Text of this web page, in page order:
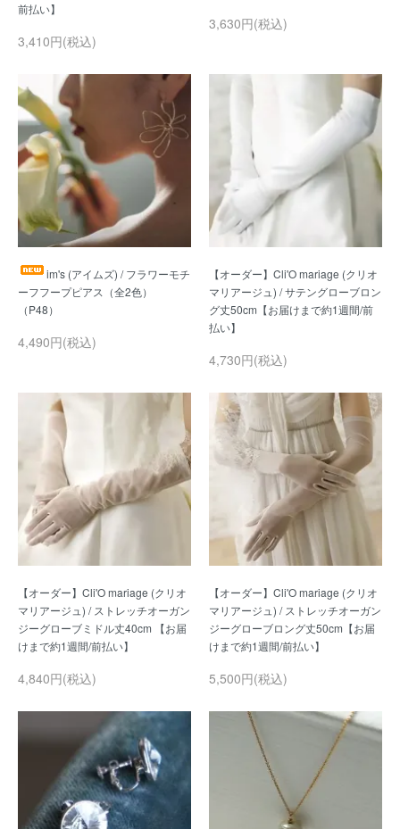
3,410円(税込)
3,630円(税込)
im's (アイムズ) / フラワーモチ
ーフフープピアス（全2色）
4,490円(税込)
【オーダー】Cli'O mariage (クリオ
マリアージュ) / サテングローブロン
グ丈50cm【お届けまで約1週間/前
4,730円(税込)
【オーダー】Cli'O mariage (クリオ
マリアージュ) / ストレッチオーガン
ジーグローブミドル丈40cm 【お届
4,840円(税込)
【オーダー】Cli'O mariage (クリオ
マリアージュ) / ストレッチオーガン
ジーグローブロング丈50cm【お届
5,500円(税込)